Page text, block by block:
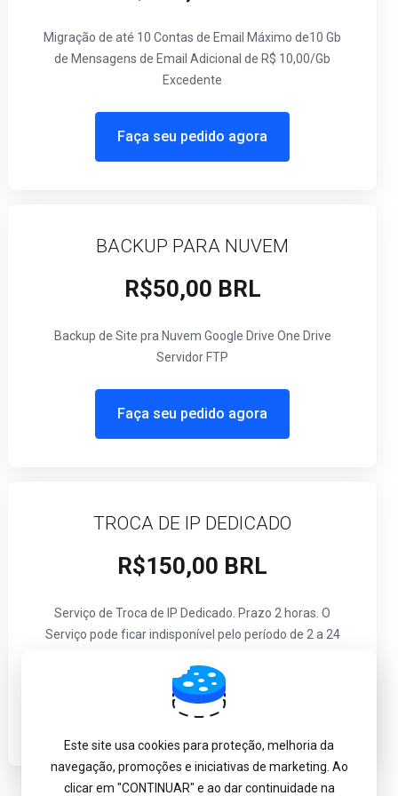
Migração de até 10 Contas de Email Máximo de10 Gb
de Mensagens de Email Adicional de R$ 10,00/Gb
Excedente
Faça seu pedido agora
BACKUP PARA NUVEM
R$50,00 BRL
Backup de Site pra Nuvem Google Drive One Drive
Servidor FTP
Faça seu pedido agora
TROCA DE IP DEDICADO
R$150,00 BRL
Serviço de Troca de IP Dedicado. Prazo 2 horas. O
Serviço pode ficar indisponível pelo período de 2 a 24
Faça seu pedido agora
Este site usa cookies para proteção, melhoria da
navegação, promoções e iniciativas de marketing. Ao
clicar em "CONTINUAR" e ao dar continuidade na